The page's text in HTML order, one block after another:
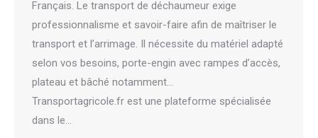
Français. Le transport de déchaumeur exige
professionnalisme et savoir-faire afin de maîtriser le
transport et l’arrimage. Il nécessite du matériel adapté
selon vos besoins, porte-engin avec rampes d’accès,
plateau et bâché notamment…
Transportagricole.fr est une plateforme spécialisée
dans le…